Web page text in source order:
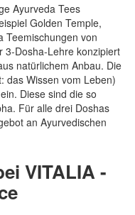
Ayurveda Tees
Golden Temple,
Teemischungen von
3-Dosha-Lehre konzipiert
natürlichem Anbau. Die
das Wissen vom Leben)
Diese sind die so
Für alle drei Doshas
an Ayurvedischen
VITALIA -